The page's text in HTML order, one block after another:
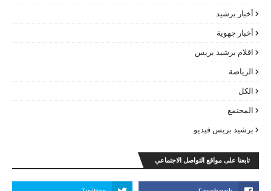
أخبار برشيد
أخبار جهوية
اقلام برشيد بريس
الرياضة
الكل
المجتمع
برشيد بريس فيديو
تابعنا على مواقع التواصل الاجتماعي